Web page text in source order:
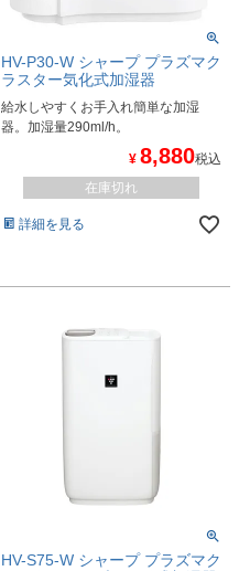
HV-P30-W シャープ プラズマク
ラスター気化式加湿器
給水しやすくお手入れ簡単な加湿
器。加湿量290ml/h。
¥ 8,880税込
在庫切れ
詳細を見る
HV-S75-W シャープ プラズマク